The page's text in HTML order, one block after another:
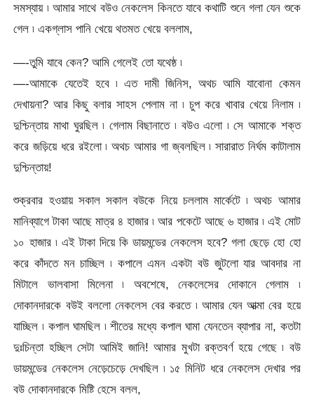
সমস্যায় ৷ আমার সাথে বউও নেকলেস কিনতে যাবে কথাটি শুনে গলা যেন শুকে
গেল ৷ একগ্লাস পানি খেয়ে থতমত খেয়ে বললাম,
—-তুমি যাবে কেন? আমি গেলেই তো যথেষ্ঠ ৷
—-আমাকে যেতেই হবে ৷ এত দামী জিনিস, অথচ আমি যাবোনা কেমন
দেখায়না? আর কিছু বলার সাহস পেলাম না ৷ চুপ করে খাবার খেয়ে নিলাম ৷
দুশ্চিন্তায় মাথা ঘুরছিল ৷ গেলাম বিছানাতে ৷ বউও এলো ৷ সে আমাকে শক্ত
করে জড়িয়ে ধরে রইলো ৷ অথচ আমার গা জ্বলছিল ৷ সারারাত নির্ঘম কাটালাম
দুশ্চিন্তায়!
শুক্রবার হওয়ায় সকাল সকাল বউকে নিয়ে চললাম মার্কেটে ৷ অথচ আমার
মানিব্যাগে টাকা আছে মাত্র ৪ হাজার ৷ আর পকেটে আছে ৬ হাজার ৷ এই মোট
১০ হাজার ৷ এই টাকা দিয়ে কি ডায়মন্ডের নেকলেস হবে? গলা ছেড়ে হো হো
করে কাঁদতে মন চাচ্ছিল ৷ কপালে এমন একটা বউ জুটলো যার আবদার না
মিটালে ভালবাসা মিলেনা ৷ অবশেষে, নেকলেসের দোকানে গেলাম ৷
দোকানদারকে বউই বললো নেকলেস বের করতে ৷ আমার যেন আত্মা বের হয়ে
যাচ্ছিল ৷ কপাল ঘামছিল ৷ শীতের মধ্যে কপাল ঘামা যেনতেন ব্যাপার না, কতটা
দুঃচিন্তা হচ্ছিল সেটা আমিই জানি! আমার মুখটা রক্তবর্ণ হয়ে গেছে ৷ বউ
ডায়মন্ডের নেকলেস নেড়েচেড়ে দেখছিল ৷ ১৫ মিনিট ধরে নেকলেস দেখার পর
বউ দোকানদারকে মিষ্টি হেসে বলল,